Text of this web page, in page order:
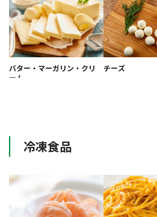
バター・マーガリン・クリ
ーム
チーズ
冷凍食品